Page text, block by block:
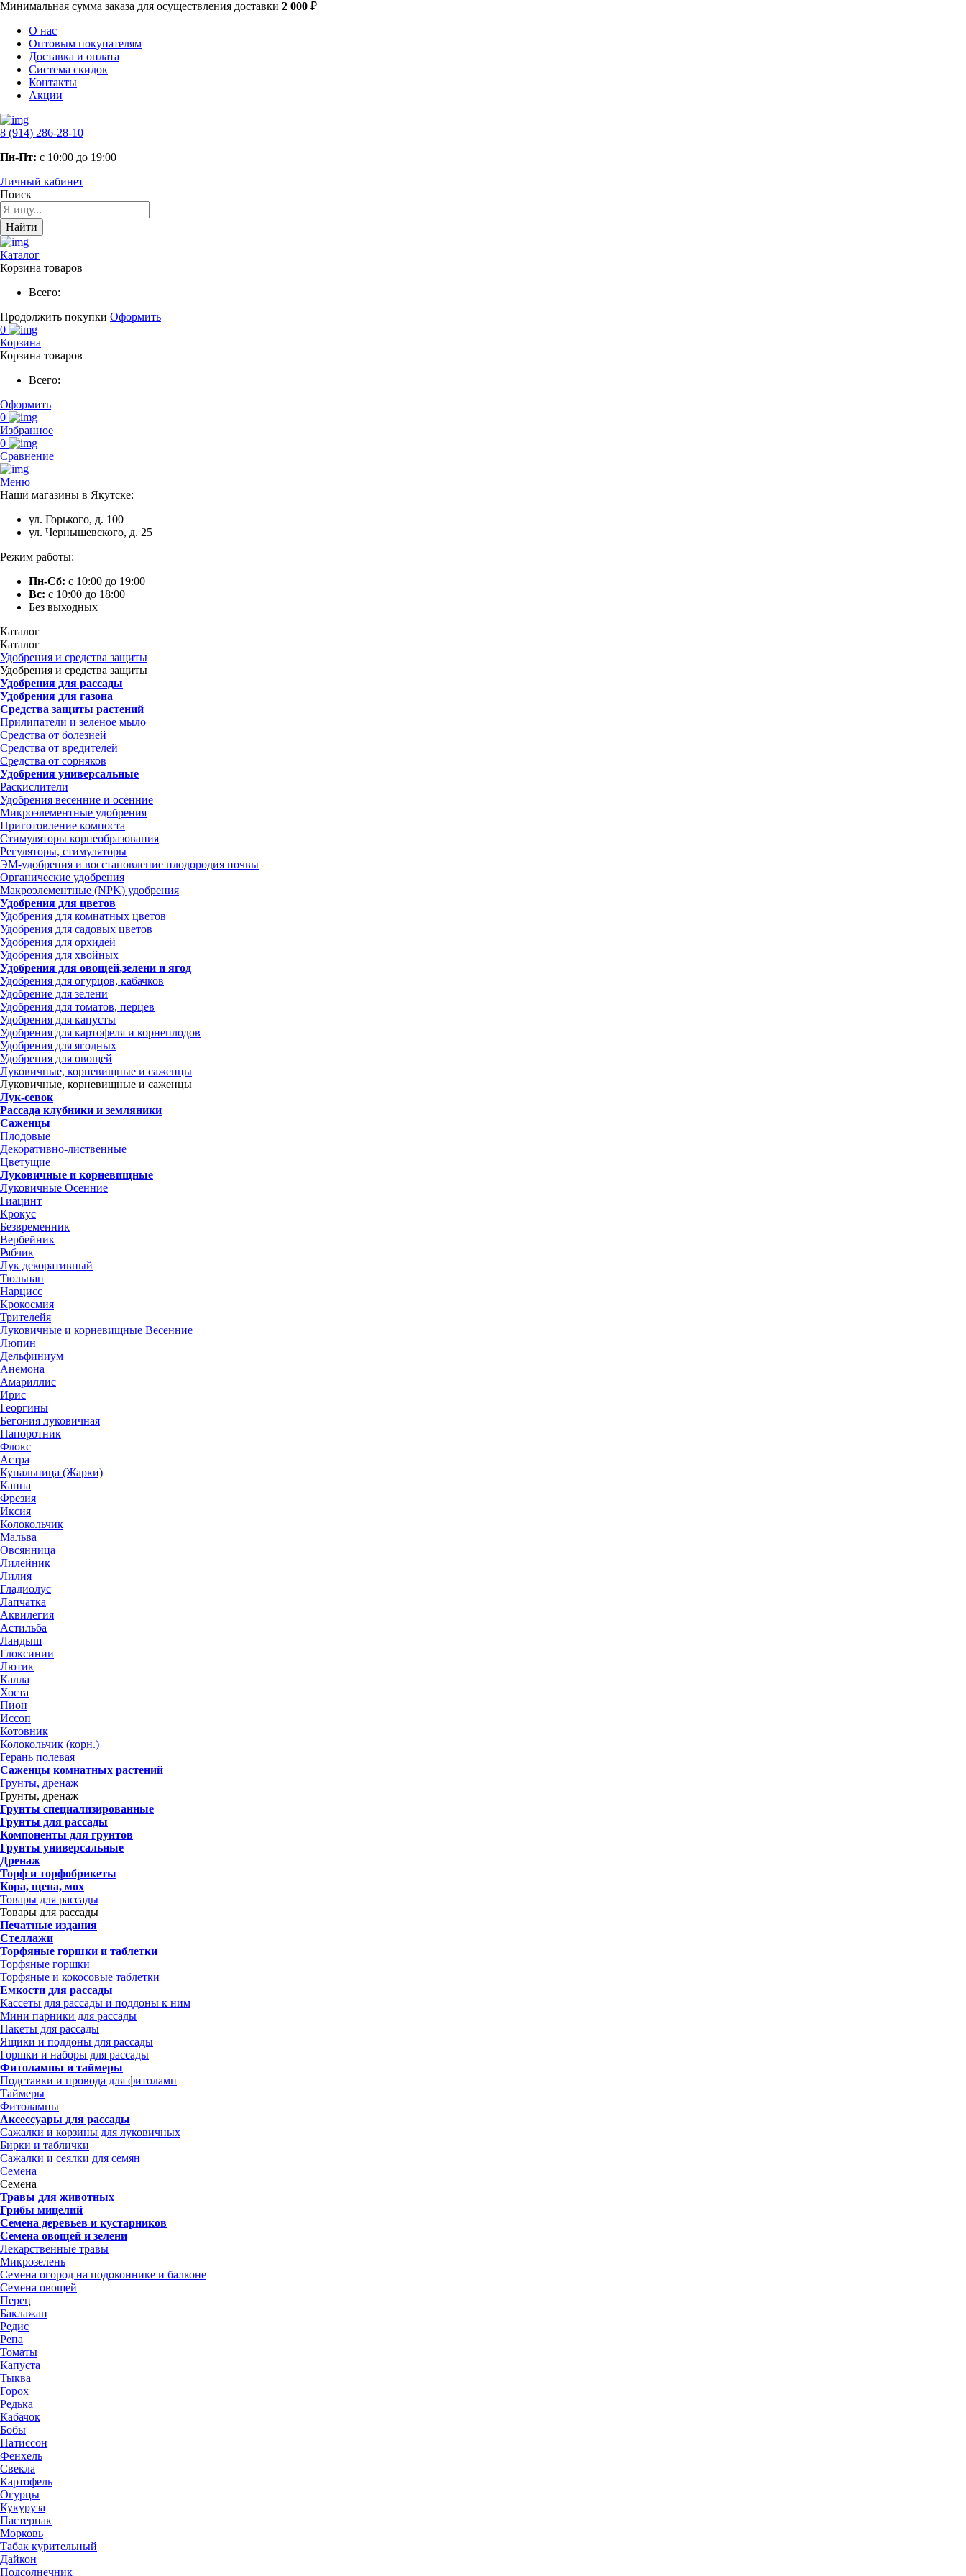
Минимальная сумма заказа для осуществления доставки 2 000 ₽
О нас
Оптовым покупателям
Доставка и оплата
Система скидок
Контакты
Акции
8 (914) 286-28-10
Пн-Пт: с 10:00 до 19:00
Личный кабинет
Поиск
Найти
Каталог
Корзина товаров
Всего:
Продолжить покупки Оформить
0
Корзина
Корзина товаров
Всего:
Оформить
0
Избранное
0
Сравнение
Меню
Наши магазины в Якутске:
ул. Горького, д. 100
ул. Чернышевского, д. 25
Режим работы:
Пн-Сб: с 10:00 до 19:00
Вс: с 10:00 до 18:00
Без выходных
Каталог
Каталог
Удобрения и средства защиты
Удобрения и средства защиты
Удобрения для рассады
Удобрения для газона
Средства защиты растений
Прилипатели и зеленое мыло
Средства от болезней
Средства от вредителей
Средства от сорняков
Удобрения универсальные
Раскислители
Удобрения весенние и осенние
Микроэлементные удобрения
Приготовление компоста
Стимуляторы корнеобразования
Регуляторы, стимуляторы
ЭМ-удобрения и восстановление плодородия почвы
Органические удобрения
Макроэлементные (NPK) удобрения
Удобрения для цветов
Удобрения для комнатных цветов
Удобрения для садовых цветов
Удобрения для орхидей
Удобрения для хвойных
Удобрения для овощей,зелени и ягод
Удобрения для огурцов, кабачков
Удобрение для зелени
Удобрения для томатов, перцев
Удобрения для капусты
Удобрения для картофеля и корнеплодов
Удобрения для ягодных
Удобрения для овощей
Луковичные, корневищные и саженцы
Луковичные, корневищные и саженцы
Лук-севок
Рассада клубники и земляники
Саженцы
Плодовые
Декоративно-лиственные
Цветущие
Луковичные и корневищные
Луковичные Осенние
Гиацинт
Крокус
Безвременник
Вербейник
Рябчик
Лук декоративный
Тюльпан
Нарцисс
Крокосмия
Трителейя
Луковичные и корневищные Весенние
Люпин
Дельфиниум
Анемона
Амариллис
Ирис
Георгины
Бегония луковичная
Папоротник
Флокс
Астра
Купальница (Жарки)
Канна
Фрезия
Иксия
Колокольчик
Мальва
Овсянница
Лилейник
Лилия
Гладиолус
Лапчатка
Аквилегия
Астильба
Ландыш
Глоксинии
Лютик
Калла
Хоста
Пион
Иссоп
Котовник
Колокольчик (корн.)
Герань полевая
Саженцы комнатных растений
Грунты, дренаж
Грунты, дренаж
Грунты специализированные
Грунты для рассады
Компоненты для грунтов
Грунты универсальные
Дренаж
Торф и торфобрикеты
Кора, щепа, мох
Товары для рассады
Товары для рассады
Печатные издания
Стеллажи
Торфяные горшки и таблетки
Торфяные горшки
Торфяные и кокосовые таблетки
Емкости для рассады
Кассеты для рассады и поддоны к ним
Мини парники для рассады
Пакеты для рассады
Ящики и поддоны для рассады
Горшки и наборы для рассады
Фитолампы и таймеры
Подставки и провода для фитоламп
Таймеры
Фитолампы
Аксессуары для рассады
Сажалки и корзины для луковичных
Бирки и таблички
Сажалки и сеялки для семян
Семена
Семена
Травы для животных
Грибы мицелий
Семена деревьев и кустарников
Семена овощей и зелени
Лекарственные травы
Микрозелень
Семена огород на подоконнике и балконе
Семена овощей
Перец
Баклажан
Редис
Репа
Томаты
Капуста
Тыква
Горох
Редька
Кабачок
Бобы
Патиссон
Фенхель
Свекла
Картофель
Огурцы
Кукуруза
Пастернак
Морковь
Табак курительный
Дайкон
Подсолнечник